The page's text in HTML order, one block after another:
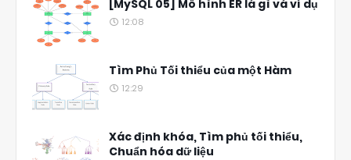
[MySQL 05] Mô hình ER là gì và ví dụ
12:08
Tìm Phủ Tối thiểu của một Hàm
12:29
Xác định khóa, Tìm phủ tối thiểu,
Chuẩn hóa dữ liệu